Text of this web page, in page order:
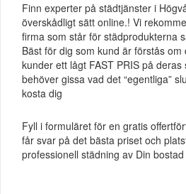
Finn experter på städtjänster i
överskådligt sätt online.! Vi
firma som står för städprodukterna
Bäst för dig som kund är förstås
kunder ett lågt FAST PRIS på
behöver gissa vad det “egentliga”
kosta dig
Fyll i formuläret för en gratis
får svar på det bästa priset och
professionell städning av Din